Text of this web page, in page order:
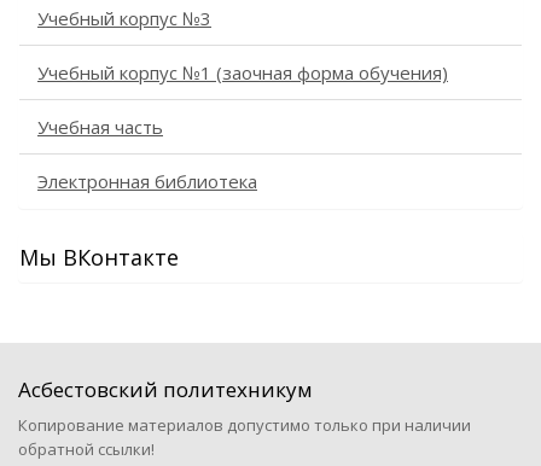
Учебный корпус №3
Учебный корпус №1 (заочная форма обучения)
Учебная часть
Электронная библиотека
Мы ВКонтакте
Асбестовский политехникум
Копирование материалов допустимо только при наличии
обратной ссылки!